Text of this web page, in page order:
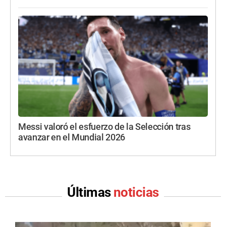
Messi valoró el esfuerzo de la Selección tras
avanzar en el Mundial 2026
Últimas noticias